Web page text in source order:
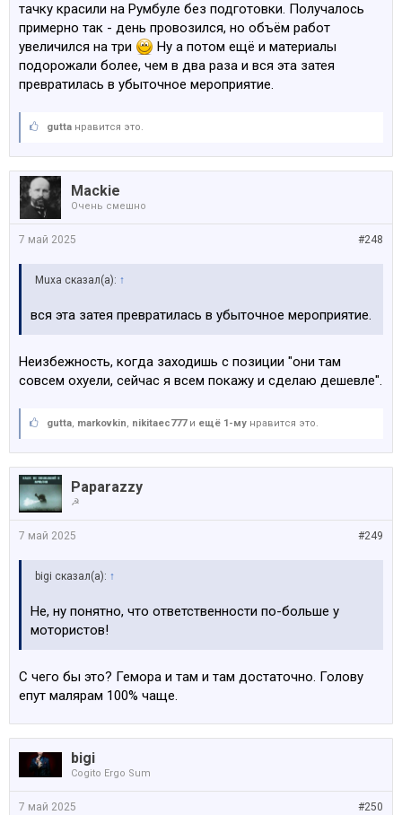
тачку красили на Румбуле без подготовки. Получалось
примерно так - день провозился, но объём работ
увеличился на три
Ну а потом ещё и материалы
подорожали более, чем в два раза и вся эта затея
превратилась в убыточное мероприятие.
gutta нравится это.
Mackie
Очень смешно
#248
7 май 2025
Muxa сказал(а): ↑
вся эта затея превратилась в убыточное мероприятие.
Неизбежность, когда заходишь с позиции "они там
совсем охуели, сейчас я всем покажу и сделаю дешевле".
gutta, markovkin, nikitaec777и ещё 1-му нравится это.
Paparazzy
☭
#249
7 май 2025
bigi сказал(а): ↑
Не, ну понятно, что ответственности по-больше у
мотористов!
С чего бы это? Гемора и там и там достаточно. Голову
епут малярам 100% чаще.
bigi
Cogito Ergo Sum
#250
7 май 2025